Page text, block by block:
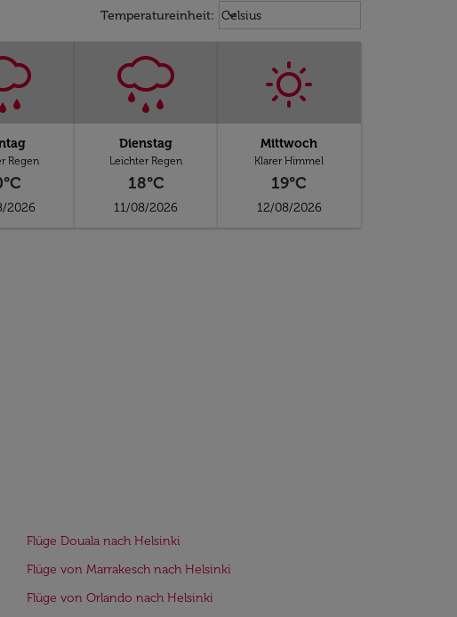
Temperatureinheit: Weather unit option Celsius
Celsius
keyboard_arrow_down
Regen
2026
Dienstag
Leichter Regen
18°C
11/08/2026
Mittwoch
Klarer Himmel
19°C
12/08/2026
Flüge Douala nach Helsinki
Flüge von Marrakesch nach Helsinki
Flüge von Orlando nach Helsinki